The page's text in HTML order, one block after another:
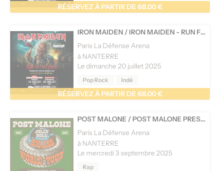
RÉSERVEZ À PARTIR DE 68.00 €
IRON MAIDEN / IRON MAIDEN - RUN FOR YOUR LIVES WORLD TOUR
Paris La Défense Arena
à NANTERRE
Le dimanche 20 juillet 2025
Pop Rock Indé
RÉSERVEZ À PARTIR DE 68.00 €
POST MALONE / POST MALONE PRESENTS: THE BIG ASS STADIUM TOUR
Paris La Défense Arena
à NANTERRE
Le mercredi 3 septembre 2025
Rap